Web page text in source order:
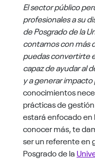
El sector público
profesionales a su
de Posgrado de la
contamos con más
puedas convertirte
capaz de ayudar al
y a generar
conocimientos
prácticas de
estará enfocado en
conocer más, te
ser un referente en
Posgrado de la